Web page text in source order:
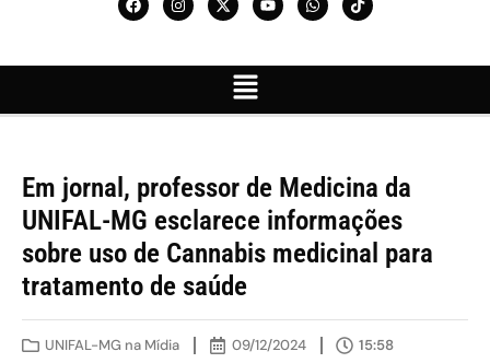
Em jornal, professor de Medicina da
UNIFAL-MG esclarece informações
sobre uso de Cannabis medicinal para
tratamento de saúde
UNIFAL-MG na Mídia 09/12/2024
15:58